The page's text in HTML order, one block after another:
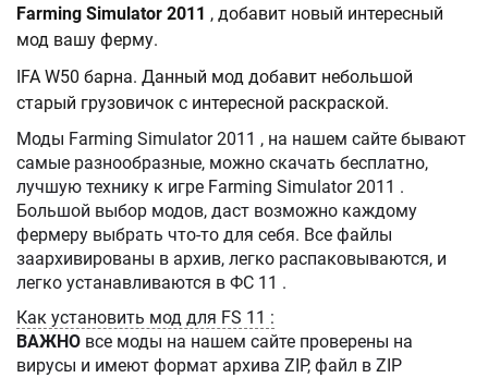
Farming Simulator 2011 , добавит новый интересный
мод вашу ферму.
IFA W50 барна. Данный мод добавит небольшой
старый грузовичок с интересной раскраской.
Моды Farming Simulator 2011 , на нашем сайте бывают
самые разнообразные, можно скачать бесплатно,
лучшую технику к игре Farming Simulator 2011 .
Большой выбор модов, даст возможно каждому
фермеру выбрать что-то для себя. Все файлы
заархивированы в архив, легко распаковываются, и
легко устанавливаются в ФС 11 .
Как установить мод для FS 11 :
ВАЖНО все моды на нашем сайте проверены на
вирусы и имеют формат архива ZIP, файл в ZIP